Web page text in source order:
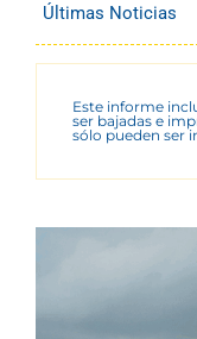
Últimas Noticias
Este informe
ser bajadas e
sólo pueden ser